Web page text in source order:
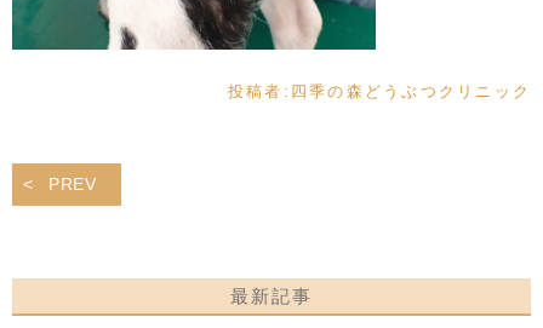
投稿者: 四季の森どうぶつクリニック
PREV
最新記事